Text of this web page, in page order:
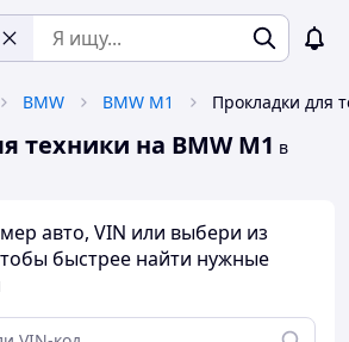
BMW BMW M1 Прокладки для
техники на BMW M1 в
авто, VIN или выбери из
быстрее найти нужные